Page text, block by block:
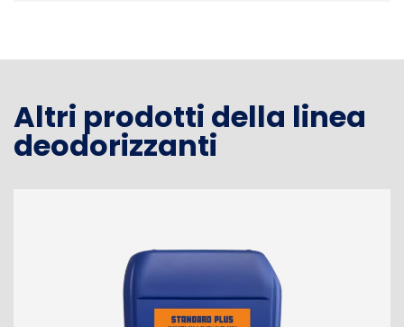
Altri prodotti della linea
deodorizzanti